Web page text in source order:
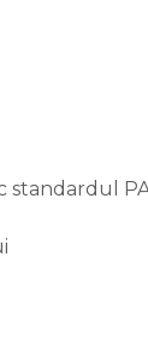
standardul